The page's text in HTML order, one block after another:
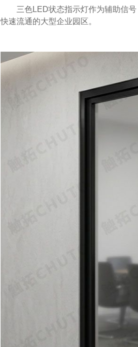
三色LED状态指示灯作为辅助信
快速流通的大型企业园区。